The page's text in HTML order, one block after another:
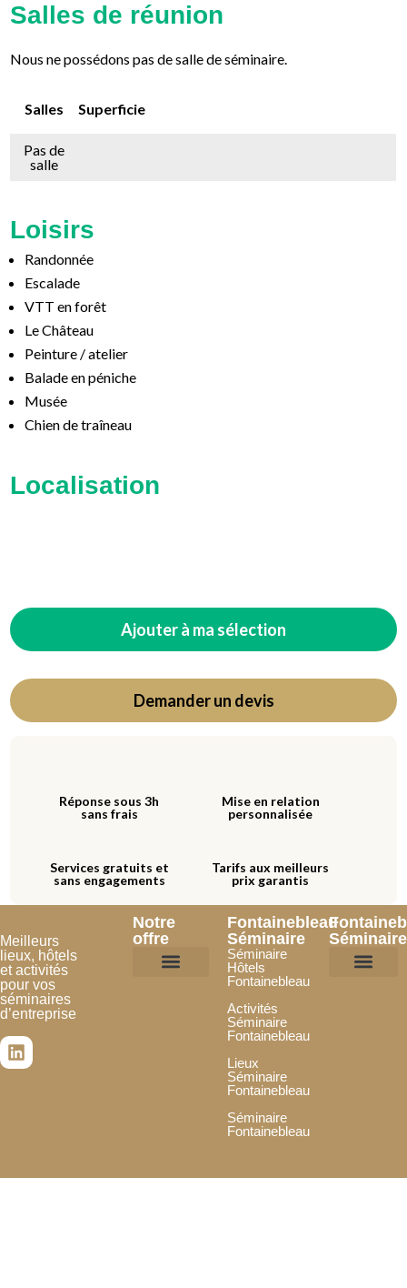
Salles de réunion
Nous ne possédons pas de salle de séminaire.
Salles Superficie
Pas de
salle
Loisirs
Randonnée
Escalade
VTT en forêt
Le Château
Peinture / atelier
Balade en péniche
Musée
Chien de traîneau
Localisation
Ajouter à ma sélection
Demander un devis
Réponse sous 3h
sans frais
Mise en relation
personnalisée
Services gratuits et
sans engagements
Tarifs aux meilleurs
prix garantis
Meilleurs
lieux, hôtels
et activités
pour vos
séminaires
d’entreprise
Notre
offre
Fontainebleau
Séminaire
Séminaire
Hôtels
Fontainebleau
Activités
Séminaire
Fontainebleau
Lieux
Séminaire
Fontainebleau
Séminaire
Fontainebleau
Séminaire